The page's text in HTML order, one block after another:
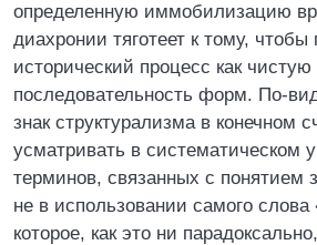
определенную иммобилизацию
диахронии тяготеет к тому, чтобы
исторический процесс как чистую
последовательность форм. По-
знак структурализма в конечном
усматривать в систематическом
терминов, связанных с понятием
не в использовании самого слова
которое, как это ни